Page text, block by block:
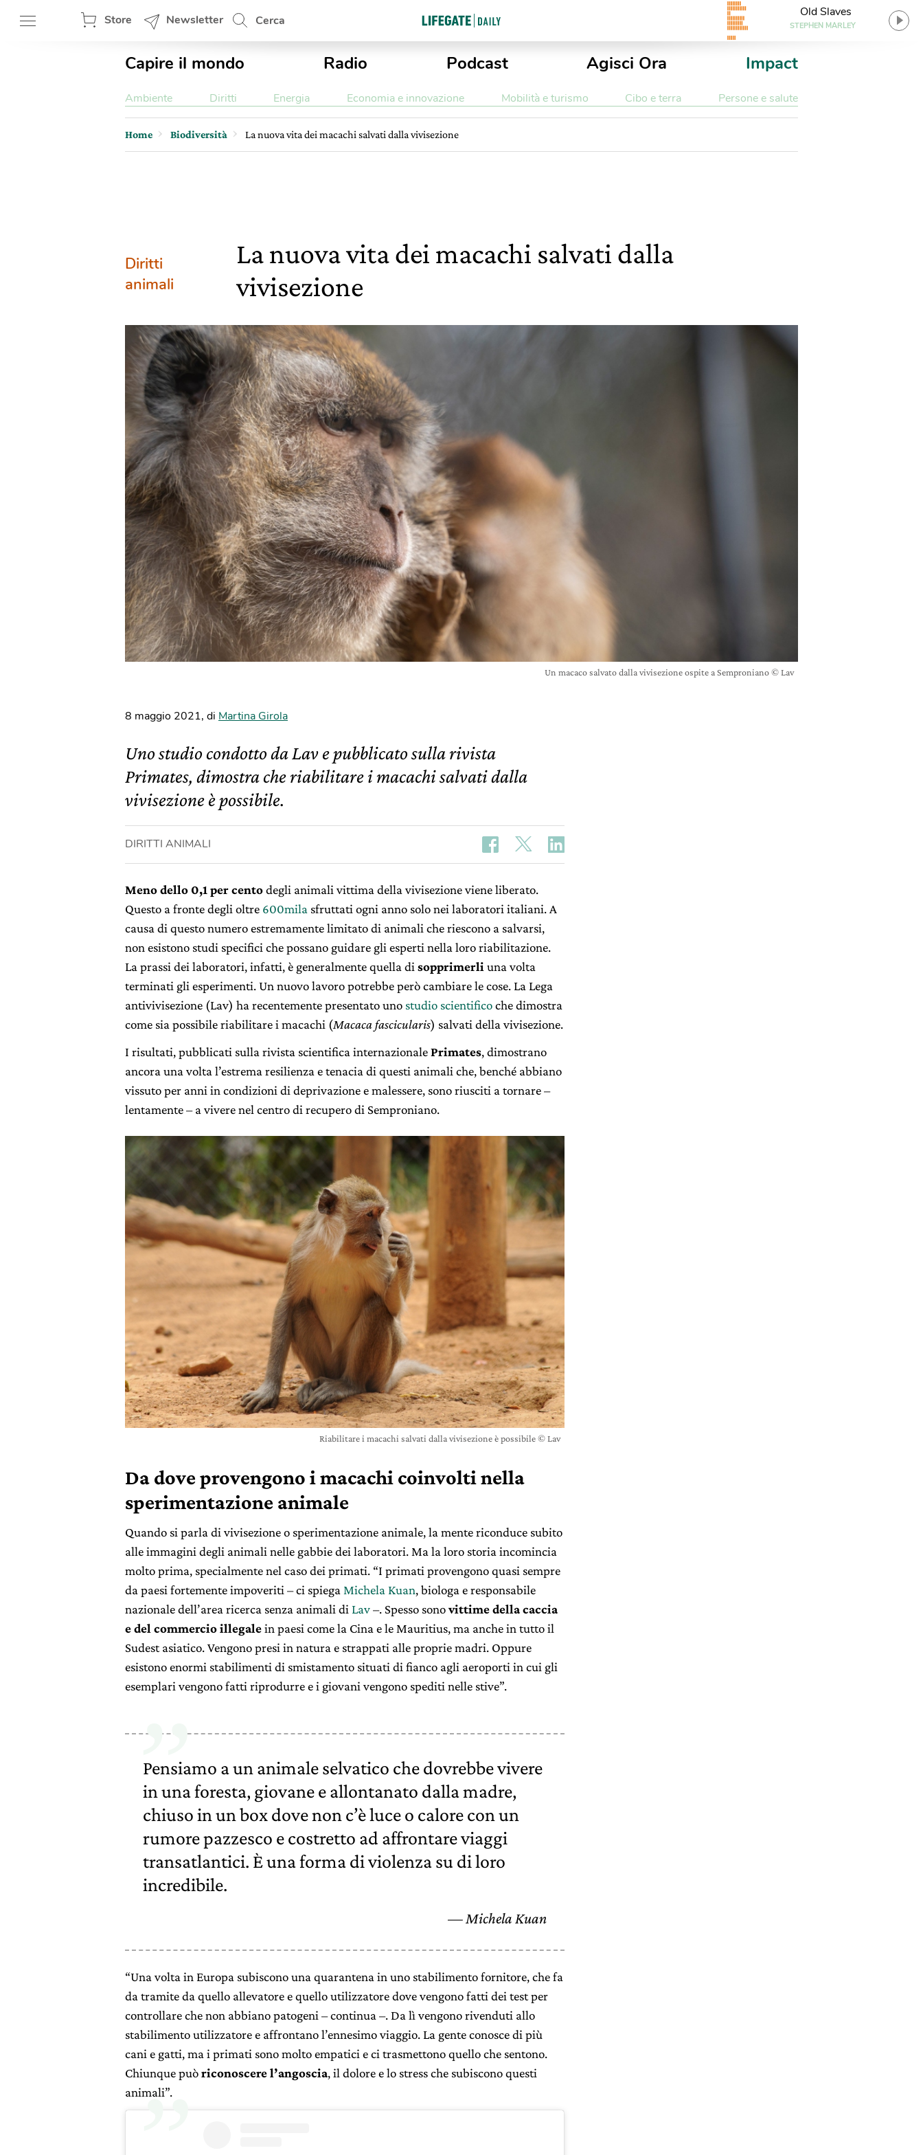
Store Newsletter Cerca
Old Slaves
STEPHEN MARLEY
Capire il mondo Radio Podcast Agisci Ora Impact
Ambiente Diritti Energia Economia e innovazione Mobilità e turismo Cibo e terra Persone e salute
Home Biodiversità La nuova vita dei macachi salvati dalla vivisezione
Diritti
animali
La nuova vita dei macachi salvati dalla
vivisezione
Un macaco salvato dalla vivisezione ospite a Semproniano © Lav
8 maggio 2021, di Martina Girola
Uno studio condotto da Lav e pubblicato sulla rivista
Primates, dimostra che riabilitare i macachi salvati dalla
vivisezione è possibile.
DIRITTI ANIMALI
Meno dello 0,1 per centodegli animali vittima della vivisezione viene liberato.
Questo a fronte degli oltre 600mila sfruttati ogni anno solo nei laboratori italiani. A
causa di questo numero estremamente limitato di animali che riescono a salvarsi,
non esistono studi specifici che possano guidare gli esperti nella loro riabilitazione.
La prassi dei laboratori, infatti, è generalmente quella di sopprimerli una volta
terminati gli esperimenti. Un nuovo lavoro potrebbe però cambiare le cose. La Lega
antivivisezione (Lav) ha recentemente presentato uno studio scientificoche dimostra
come sia possibile riabilitare i macachi (Macaca fascicularis) salvati della vivisezione.
I risultati, pubblicati sulla rivista scientifica internazionalePrimates, dimostrano
ancora una volta l’estrema resilienza e tenacia di questi animali che, benché abbiano
vissuto per anni in condizioni di deprivazione e malessere, sono riusciti a tornare –
lentamente – a vivere nel centro di recupero di Semproniano.
Riabilitare i macachi salvati dalla vivisezione è possibile © Lav
Da dove provengono i macachi coinvolti nella
sperimentazione animale
Quando si parla di vivisezione o sperimentazione animale, la mente riconduce subito
alle immagini degli animali nelle gabbie dei laboratori. Ma la loro storia incomincia
molto prima, specialmente nel caso dei primati. “I primati provengono quasi sempre
da paesi fortemente impoveriti – ci spiega Michela Kuan, biologa e responsabile
nazionale dell’area ricerca senza animali di Lav–. Spesso sonovittime della caccia
e del commercio illegalein paesi come la Cina e le Mauritius, ma anche in tutto il
Sudest asiatico. Vengono presi in natura e strappati alle proprie madri. Oppure
esistono enormi stabilimenti di smistamento situati di fianco agli aeroporti in cui gli
esemplari vengono fatti riprodurre e i giovani vengono spediti nelle stive”.
Pensiamo a un animale selvatico che dovrebbe vivere
in una foresta, giovane e allontanato dalla madre,
chiuso in un box dove non c’è luce o calore con un
rumore pazzesco e costretto ad affrontare viaggi
transatlantici. È una forma di violenza su di loro
incredibile.
Michela Kuan
“Una volta in Europa subiscono una quarantena in uno stabilimento fornitore, che fa
da tramite da quello allevatore e quello utilizzatore dove vengono fatti dei test per
controllare che non abbiano patogeni – continua –. Da lì vengono rivenduti allo
stabilimento utilizzatore e affrontano l’ennesimo viaggio. La gente conosce di più
cani e gatti, ma i primati sono molto empatici e ci trasmettono quello che sentono.
Chiunque puòriconoscere l’angoscia, il dolore e lo stress che subiscono questi
animali”.